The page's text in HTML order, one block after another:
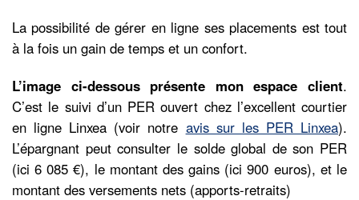
La possibilité de gérer en ligne ses placements est tout
à la fois un gain de temps et un confort.
L’image ci-dessous présente mon espace client.
C’est le suivi d’un PER ouvert chez l’excellent courtier
en ligne Linxea (voir notre avis sur les PER Linxea).
L’épargnant peut consulter le solde global de son PER
(ici 6 085 €), le montant des gains (ici 900 euros), et le
montant des versements nets (apports-retraits)